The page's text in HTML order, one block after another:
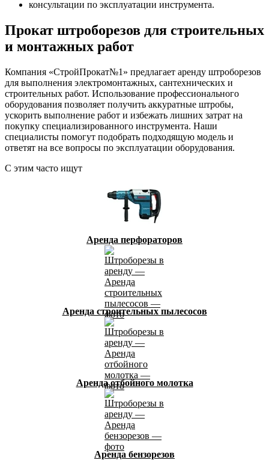
консультации по эксплуатации инструмента.
Прокат штроборезов для строительных
и монтажных работ
Компания «СтройПрокат№1» предлагает аренду штроборезов
для выполнения электромонтажных, сантехнических и
строительных работ. Использование профессионального
оборудования позволяет получить аккуратные штробы,
ускорить выполнение работ и избежать лишних затрат на
покупку специализированного инструмента. Наши
специалисты помогут подобрать подходящую модель и
ответят на все вопросы по эксплуатации оборудования.
С этим часто ищут
Аренда перфораторов
Аренда строительных пылесосов
Аренда отбойного молотка
Аренда бензорезов